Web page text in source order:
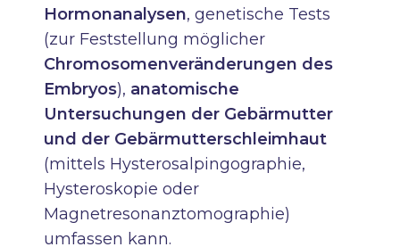
Hormonanalysen, genetische Tests
(zur Feststellung möglicher
Chromosomenveränderungen des
Embryos), anatomische
Untersuchungen der Gebärmutter
und der Gebärmutterschleimhaut
(mittels Hysterosalpingographie,
Hysteroskopie oder
Magnetresonanztomographie)
umfassen kann.